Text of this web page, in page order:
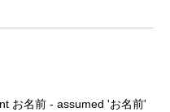
お名前 - assumed 'お名前'